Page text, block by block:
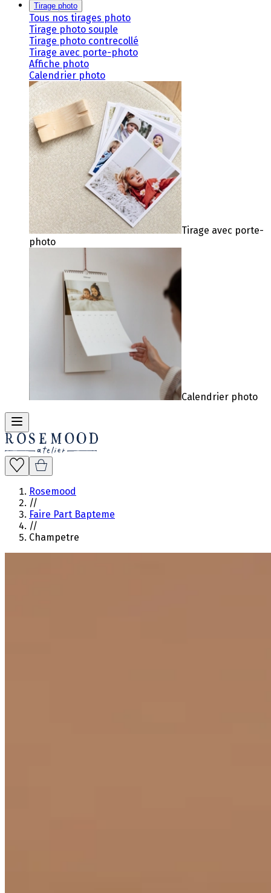
Tirage photo
Tous nos tirages photo
Tirage photo souple
Tirage photo contrecollé
Tirage avec porte-photo
Affiche photo
Calendrier photo
Tirage avec porte-
photo
Calendrier photo
Rosemood
//
Faire Part Bapteme
//
Champetre